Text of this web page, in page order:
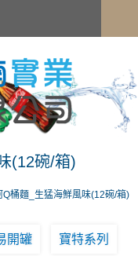
(12碗/箱)
Q桶麵_生猛海鮮風味(12碗/箱)
開罐 寶特系列